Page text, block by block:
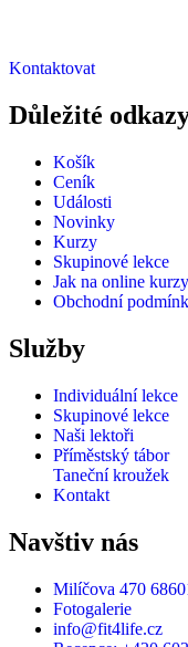
Kontaktovat
Důležité
Košík
Ceník
Události
Novinky
Kurzy
Skupinové lekce
Jak na online
Obchodní
Služby
Individuální lekce
Skupinové lekce
Naši lektoři
Příměstský tábor
Taneční kroužek
Kontakt
Navštiv nás
Milíčova 470
Fotogalerie
info@fit4life.cz